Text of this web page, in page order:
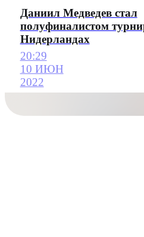
Даниил Медведев стал
полуфиналистом
Нидерландах
20:29
10 ИЮН
2022